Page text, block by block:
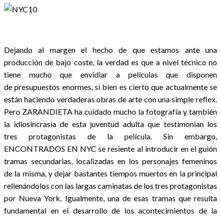
Dejando al margen el hecho de que estamos ante una
producción de bajo coste, la verdad es que a nivel técnico no
tiene mucho que envidiar a películas que disponen
de presupuestos enormes, si bien es cierto que actualmente se
están haciendo verdaderas obras de arte con una simple reflex.
Pero ZARANDIETA ha cuidado mucho la fotografía y también
la idiosincrasia de esta juventud adulta que testimonian los
tres protagonistas de la película. Sin embargo,
ENCONTRADOS EN NYC se resiente al introducir en el guión
tramas secundarias, localizadas en los personajes femeninos
de la misma, y dejar bastantes tiempos muertos en la principal
rellenándolos con las largas caminatas de los tres protagonistas
por Nueva York. Igualmente, una de esas tramas que resulta
fundamental en el desarrollo de los acontecimientos de la